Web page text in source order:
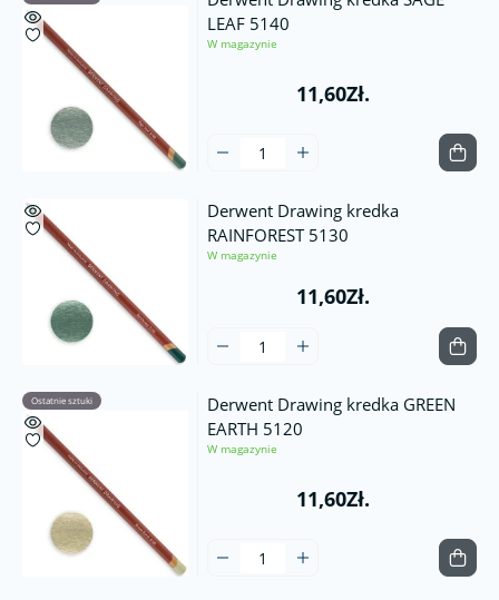
LEAF 5140
W magazynie
11,60Zł.
Derwent Drawing kredka
RAINFOREST 5130
W magazynie
11,60Zł.
Ostatnie sztuki
Derwent Drawing kredka GREEN
EARTH 5120
W magazynie
11,60Zł.